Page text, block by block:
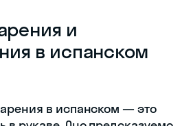
и
в испанском
в испанском — это